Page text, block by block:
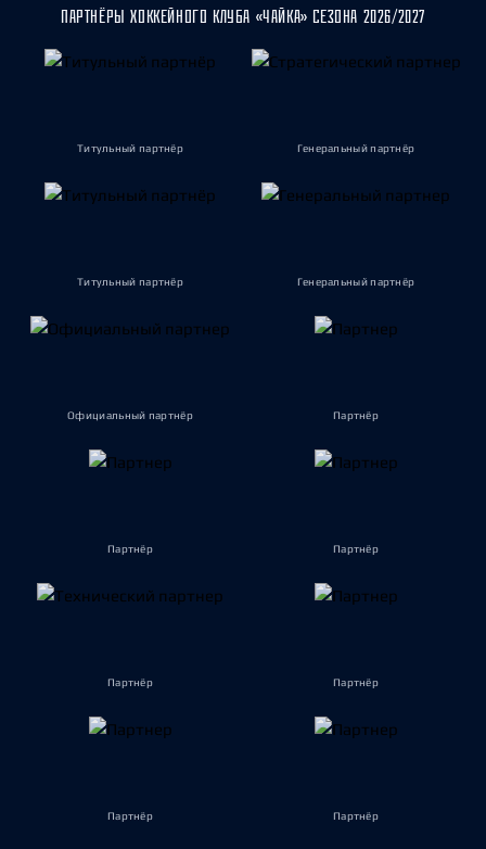
ПАРТНЁРЫ ХОККЕЙНОГО КЛУБА «ЧАЙКА» СЕЗОНА 2026/2027
Титульный партнёр Генеральный партнёр
Титульный партнёр Генеральный партнёр
Официальный партнёр Партнёр
Партнёр Партнёр
Партнёр Партнёр
Партнёр Партнёр